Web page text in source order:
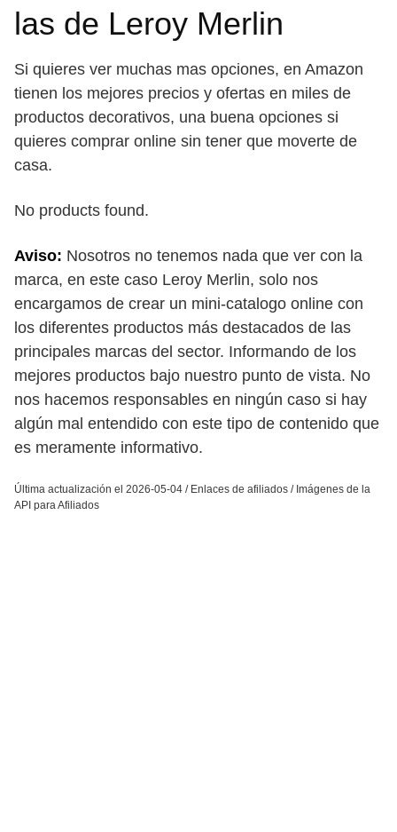
las de Leroy Merlin
Si quieres ver muchas mas opciones, en Amazon
tienen los mejores precios y ofertas en miles de
productos decorativos, una buena opciones si
quieres comprar online sin tener que moverte de
casa.
No products found.
Aviso: Nosotros no tenemos nada que ver con la
marca, en este caso Leroy Merlin, solo nos
encargamos de crear un mini-catalogo online con
los diferentes productos más destacados de las
principales marcas del sector. Informando de los
mejores productos bajo nuestro punto de vista. No
nos hacemos responsables en ningún caso si hay
algún mal entendido con este tipo de contenido que
es meramente informativo.
Última actualización el 2026-05-04 / Enlaces de afiliados / Imágenes de la
API para Afiliados